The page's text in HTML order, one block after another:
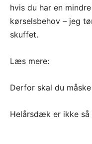
hvis du har en
kørselsbehov – jeg
skuffet.
Læs mere:
Derfor skal du
Helårsdæk er ikke så